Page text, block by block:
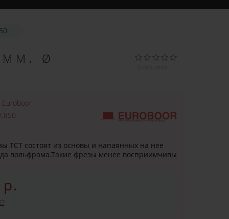
ММ, Ø
Euroboor
TCT состоят из основы и напаянных на нее
вольфрама.Такие фрезы менее восприимчивы